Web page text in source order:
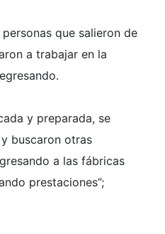
que salieron de
a trabajar en la
y preparada, se
buscaron otras
a las fábricas
prestaciones”;